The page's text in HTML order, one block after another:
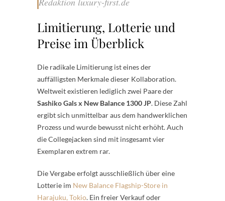
Limitierung, Lotterie und
Preise im Überblick
Die radikale Limitierung ist eines der
auffälligsten Merkmale dieser Kollaboration.
Weltweit existieren lediglich zwei Paare der
Sashiko Gals x New Balance 1300 JP. Diese Zahl
ergibt sich unmittelbar aus dem handwerklichen
Prozess und wurde bewusst nicht erhöht. Auch
die Collegejacken sind mit insgesamt vier
Exemplaren extrem rar.
Die Vergabe erfolgt ausschließlich über eine
Lotterie im New Balance Flagship-Store in
Harajuku, Tokio. Ein freier Verkauf oder